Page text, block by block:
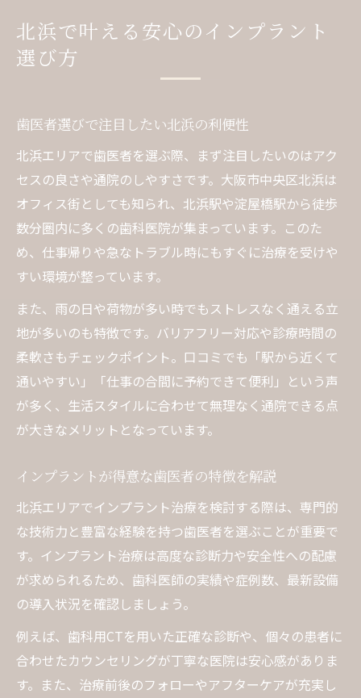
インプラント名医を選ぶ歯医者の判断基準
カウンセリング重視の歯医者が信頼できる
理由
歯医者の口コミやランキング情報の活用法
インプラント治療なら痛みに配慮した歯医者へ
痛みが少ない歯医者のインプラント治療と
は
最新設備を導入する歯医者で安心治療
患者目線の丁寧な説明がある歯医者を選ぶ
歯医者の痛み対策とアフターケアの充実度
リラックスできる歯医者の院内環境を解説
大阪市中央区北浜で注目のインプラント技術
歯医者が導入する最新インプラント技術と
インプラント名医が選ぶ技術や素材の違い
難症例にも対応できる歯医者の実力を解説
歯医者の骨造成や傾斜埋入など高度技術紹
介
症例数豊富な歯医者が持つ安心の技術力
長く通いたくなる歯医者が持つ特長とは
歯医者のアフターケアとメンテナンス体制
院内の清潔感と親切なスタッフが通院の決
め手
北浜で叶える安心のインプラント
選び方
歯医者選びで注目したい北浜の利便性
北浜エリアで歯医者を選ぶ際、まず注目したいのはアク
セスの良さや通院のしやすさです。大阪市中央区北浜は
オフィス街としても知られ、北浜駅や淀屋橋駅から徒歩
数分圏内に多くの歯科医院が集まっています。このた
め、仕事帰りや急なトラブル時にもすぐに治療を受けや
すい環境が整っています。
また、雨の日や荷物が多い時でもストレスなく通える立
地が多いのも特徴です。バリアフリー対応や診療時間の
柔軟さもチェックポイント。口コミでも「駅から近くて
通いやすい」「仕事の合間に予約できて便利」という声
が多く、生活スタイルに合わせて無理なく通院できる点
が大きなメリットとなっています。
インプラントが得意な歯医者の特徴を解説
北浜エリアでインプラント治療を検討する際は、専門的
な技術力と豊富な経験を持つ歯医者を選ぶことが重要で
す。インプラント治療は高度な診断力や安全性への配慮
が求められるため、歯科医師の実績や症例数、最新設備
の導入状況を確認しましょう。
例えば、歯科用CTを用いた正確な診断や、個々の患者に
合わせたカウンセリングが丁寧な医院は安心感がありま
す。また、治療前後のフォローやアフターケアが充実し